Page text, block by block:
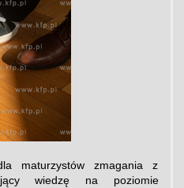
maturzystów zmagania z
wiedzę na poziomie